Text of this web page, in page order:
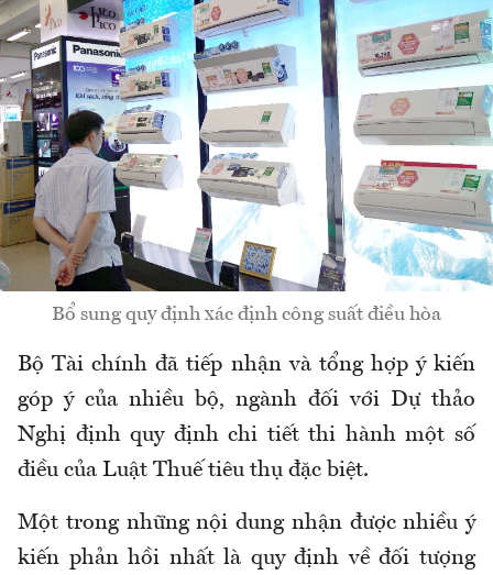
Bổ sung quy định xác định công suất điều hòa
Bộ Tài chính đã tiếp nhận và tổng hợp ý kiến
góp ý của nhiều bộ, ngành đối với Dự thảo
Nghị định quy định chi tiết thi hành một số
điều của Luật Thuế tiêu thụ đặc biệt.
Một trong những nội dung nhận được nhiều ý
kiến phản hồi nhất là quy định về đối tượng